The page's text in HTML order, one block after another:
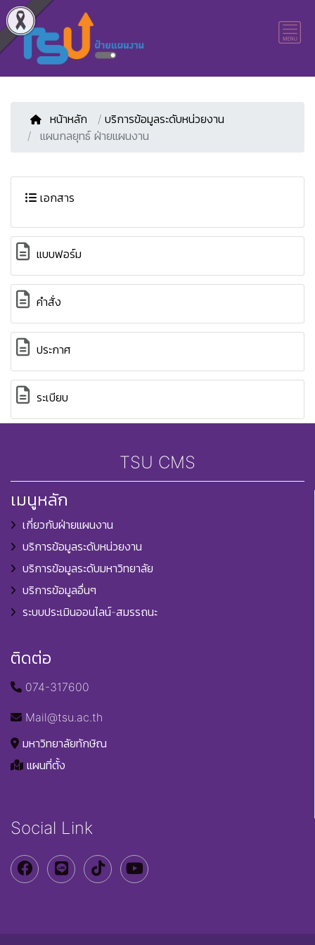
หน้าหลัก / บริการข้อมูลระดับหน่วยงาน
แผนกลยุทธ์ ฝ่ายแผนงาน
เอกสาร
แบบฟอร์ม
คำสั่ง
ประกาศ
ระเบียบ
TSU CMS
เมนูหลัก
เกี่ยวกับฝ่ายแผนงาน
บริการข้อมูลระดับหน่วยงาน
บริการข้อมูลระดับมหาวิทยาลัย
บริการข้อมูลอื่นๆ
ระบบประเมินออนไลน์-สมรรถนะ
ติดต่อ
074-317600
Mail@tsu.ac.th
มหาวิทยาลัยทักษิณ
แผนที่ตั้ง
Social Link